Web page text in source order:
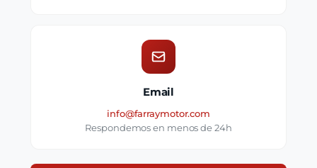
Email
info@farraymotor.com
Respondemos en menos de 24h